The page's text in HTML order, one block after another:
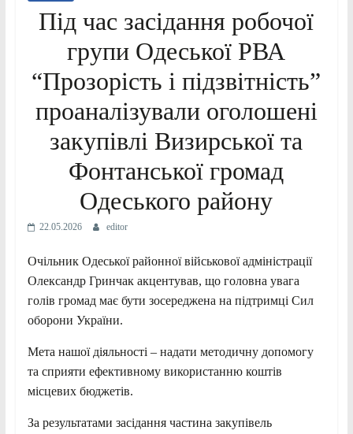
Під час засідання робочої
групи Одеської РВА
“Прозорість і підзвітність”
проаналізували оголошені
закупівлі Визирської та
Фонтанської громад
Одеського району
22.05.2026 editor
Очільник Одеської районної військової адміністрації
Олександр Гринчак акцентував, що головна увага
голів громад має бути зосереджена на підтримці Сил
оборони України.
Мета нашої діяльності – надати методичну допомогу
та сприяти ефективному використанню коштів
місцевих бюджетів.
За результатами засідання частина закупівель